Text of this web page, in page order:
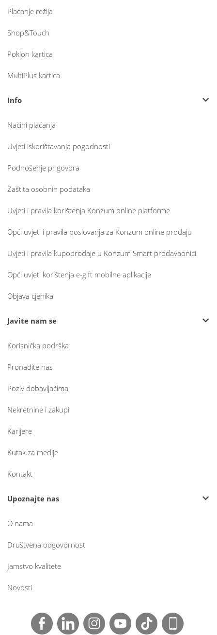
Plaćanje režija
Shop&Touch
Poklon kartica
MultiPlus kartica
Info
Načini plaćanja
Uvjeti iskorištavanja pogodnosti
Podnošenje prigovora
Zaštita osobnih podataka
Uvjeti i pravila korištenja Konzum online platforme
Opći uvjeti i pravila poslovanja za Konzum online prodaju
Uvjeti i pravila kupoprodaje u Konzum Smart prodavaonici
Opći uvjeti korištenja e-gift mobilne aplikacije
Objava cjenika
Javite nam se
Korisnička podrška
Pronađite nas
Poziv dobavljačima
Nekretnine i zakupi
Karijere
Kutak za medije
Kontakt
Upoznajte nas
O nama
Društvena odgovornost
Jamstvo kvalitete
Novosti